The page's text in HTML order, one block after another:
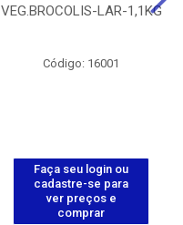
VEG.BROCOLIS-LAR-1,1KG
Código: 16001
Faça seu login ou
cadastre-se para
ver preços e
comprar